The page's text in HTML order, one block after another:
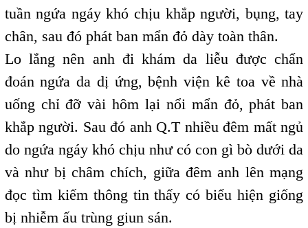
tuần ngứa ngáy khó chịu khắp người, bụng, tay
chân, sau đó phát ban mẩn đỏ dày toàn thân.
Lo lắng nên anh đi khám da liễu được chẩn
đoán ngứa da dị ứng, bệnh viện kê toa về nhà
uống chỉ đỡ vài hôm lại nổi mẩn đỏ, phát ban
khắp người. Sau đó anh Q.T nhiều đêm mất ngủ
do ngứa ngáy khó chịu như có con gì bò dưới da
và như bị châm chích, giữa đêm anh lên mạng
đọc tìm kiếm thông tin thấy có biểu hiện giống
bị nhiễm ấu trùng giun sán.